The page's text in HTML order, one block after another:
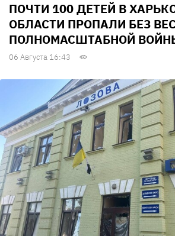
ПОЧТИ 100 ДЕТЕЙ В
ОБЛАСТИ ПРОПАЛИ БЕЗ
ПОЛНОМАСШТАБНОЙ
06 Августа 16:43